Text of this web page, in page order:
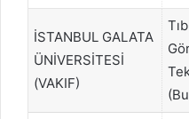
İSTANBUL GALATA
ÜNİVERSİTESİ
(VAKIF)